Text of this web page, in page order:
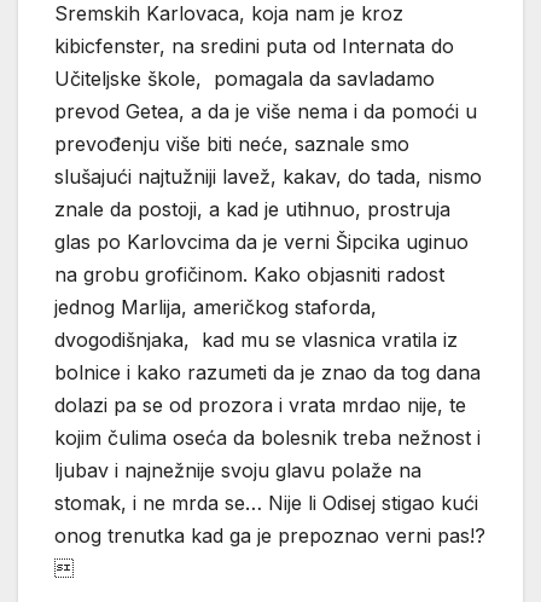
Sremskih Karlovaca, koja nam je kroz
kibicfenster, na sredini puta od Internata do
Učiteljske škole, pomagala da savladamo
prevod Getea, a da je više nema i da pomoći u
prevođenju više biti neće, saznale smo
slušajući najtužniji lavež, kakav, do tada, nismo
znale da postoji, a kad je utihnuo, prostruja
glas po Karlovcima da je verni Šipcika uginuo
na grobu grofičinom. Kako objasniti radost
jednog Marlija, američkog staforda,
dvogodišnjaka, kad mu se vlasnica vratila iz
bolnice i kako razumeti da je znao da tog dana
dolazi pa se od prozora i vrata mrdao nije, te
kojim čulima oseća da bolesnik treba nežnost i
ljubav i najnežnije svoju glavu polaže na
stomak, i ne mrda se… Nije li Odisej stigao kući
onog trenutka kad ga je prepoznao verni pas!?
